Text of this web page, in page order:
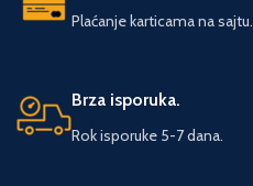
Plaćanje karticama na sajtu.
Brza isporuka.
Rok isporuke 5-7 dana.